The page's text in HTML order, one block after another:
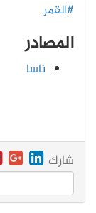
#القمر
المصادر
ناسا
شارك